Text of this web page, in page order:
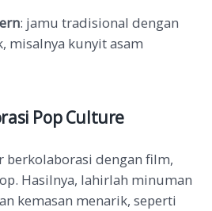
: jamu tradisional dengan
misalnya kunyit asam
Pop Culture
berkolaborasi dengan film,
Hasilnya, lahirlah minuman
kemasan menarik, seperti